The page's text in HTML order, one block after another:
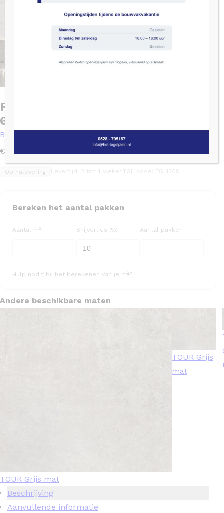
Flaviker RE-TOUR Grijs mat –
60×120
Beton
€
Op nalevering
Bereken het aantal pakken
Aantal m² Snijverlies (%) Aantal pakken
Hulp nodig bij het berekenen van je m2?
Andere beschikbare maten
TOUR Grijs mat
TOUR Grijs
mat
Beschrijving
Aanvullende informatie